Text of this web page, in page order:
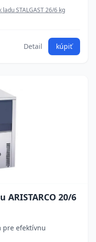
ladu STALGAST 26/6 kg
Detail kúpiť
ARISTARCO 20/6
pre efektívnu